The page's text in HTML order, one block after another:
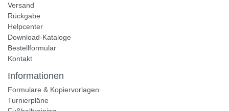
Versand
Rückgabe
Helpcenter
Download-Kataloge
Bestellformular
Kontakt
Informationen
Formulare & Kopiervorlagen
Turnierpläne